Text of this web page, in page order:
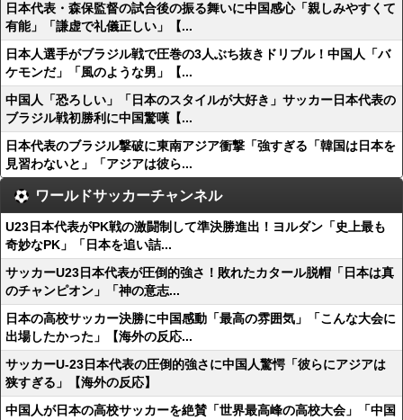
日本代表・森保監督の試合後の振る舞いに中国感心「親しみやすくて
有能」「謙虚で礼儀正しい」【...
日本人選手がブラジル戦で圧巻の3人ぶち抜きドリブル！中国人「バ
ケモンだ」「風のような男」【...
中国人「恐ろしい」「日本のスタイルが大好き」サッカー日本代表の
ブラジル戦初勝利に中国驚嘆【...
日本代表のブラジル撃破に東南アジア衝撃「強すぎる「韓国は日本を
見習わないと」「アジアは彼ら...
ワールドサッカーチャンネル
U23日本代表がPK戦の激闘制して準決勝進出！ヨルダン「史上最も
奇妙なPK」「日本を追い詰...
サッカーU23日本代表が圧倒的強さ！敗れたカタール脱帽「日本は真
のチャンピオン」「神の意志...
日本の高校サッカー決勝に中国感動「最高の雰囲気」「こんな大会に
出場したかった」【海外の反応...
サッカーU-23日本代表の圧倒的強さに中国人驚愕「彼らにアジアは
狭すぎる」【海外の反応】
中国人が日本の高校サッカーを絶賛「世界最高峰の高校大会」「中国